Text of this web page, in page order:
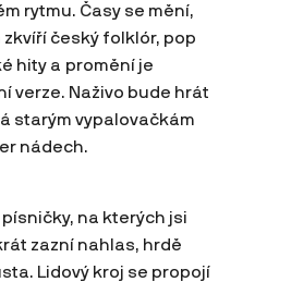
rytmu. Časy se mění,
zkvíří český folklór, pop
hity a promění je
verze. Naživo bude hrát
starým vypalovačkám
nádech.
na kterých jsi
zazní nahlas, hrdě
Lidový kroj se propojí